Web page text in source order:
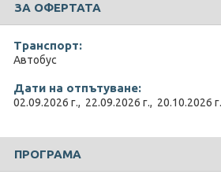
ЗА ОФЕРТАТА
Транспорт:
Автобус
Дати на отпътуване:
02.09.2026 г., 22.09.2026 г., 20.10.2026
ПРОГРАМА